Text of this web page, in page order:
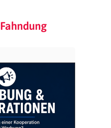
Fahndung